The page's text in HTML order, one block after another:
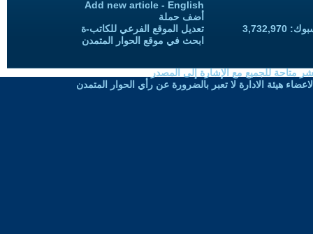
Add new article - English
أضف حملة
تعديل الموقع الفرعي للكاتب-ة
ابحث في موقع الحوار المتمدن
متاحة للجميع مع الإشارة إلى المصدر
هيئة الادارة لا تعبر بالضرورة عن رأي الحوار المتمدن